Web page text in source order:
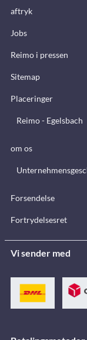
aftryk
Jobs
Reimo i pressen
Sitemap
Placeringer
Reimo - Egelsbach
om os
Forsendelse
Fortrydelsesret
Vi sender med